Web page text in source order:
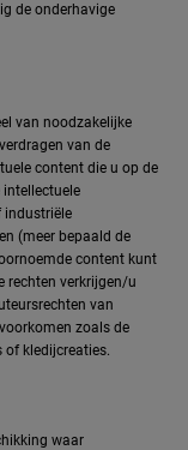
de onderhavige
van noodzakelijke
van de
content die u op de
intellectuele
industriële
(meer bepaald de
content kunt
rechten verkrijgen/u
van
zoals de
of kledijcreaties.
waar